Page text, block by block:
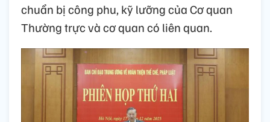
chuẩn bị công phu, kỹ lưỡng của Cơ quan
Thường trực và cơ quan có liên quan.